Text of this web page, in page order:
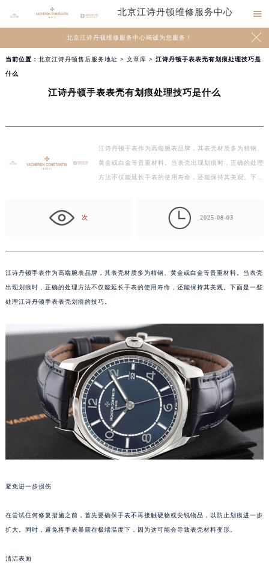
北京江诗丹顿维修服务中心 
北京江诗丹顿维修服务中心竭诚为您服务！ 
当前位置： 北京江诗丹顿售后服务地址 > 文章库 > 江诗丹顿手表表壳有划痕处理技巧是
什么
江诗丹顿手表表壳有划痕处理技巧是什么
江诗丹顿手表作为高端腕表品牌，其表壳材质多为精钢、
黄金或白金等贵重材料。当表壳出现划痕时，正确的处理
方法不仅能延长手表的使用寿命，还能保持其美观。下…
次  2025-08-03
江诗丹顿手表作为高端腕表品牌，其表壳材质多为精钢、黄金或白金等贵重材料。当表壳
出现划痕时，正确的处理方法不仅能延长手表的使用寿命，还能保持其美观。下面是一些
处理江诗丹顿手表表壳划痕的技巧。
避免进一步损伤
在尝试任何修复措施之前，首先要确保手表不再接触硬物或尖锐物品，以防止划痕进一步
扩大。同时，避免将手表暴露在极端温度下，因为这可能会导致表壳材料变形。
清洁表面